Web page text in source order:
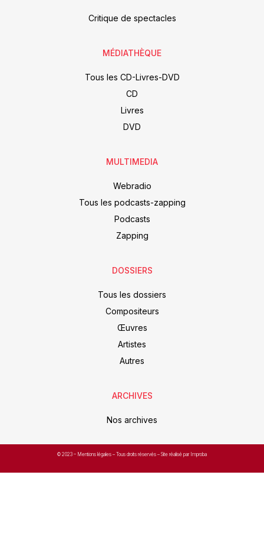
Critique de spectacles
MÉDIATHÈQUE
Tous les CD-Livres-DVD
CD
Livres
DVD
MULTIMEDIA
Webradio
Tous les podcasts-zapping
Podcasts
Zapping
DOSSIERS
Tous les dossiers
Compositeurs
Œuvres
Artistes
Autres
ARCHIVES
Nos archives
© 2023 – Mentions légales – Tous droits réservés – Site réalisé par Improba